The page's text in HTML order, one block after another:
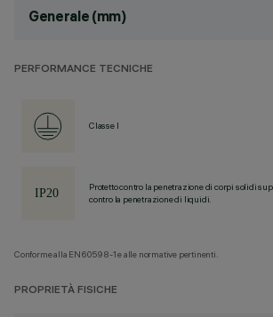
Generale (mm)
PERFORMANCE TECNICHE
Classe I
Protetto contro la penetrazione di corpi solidi
contro la penetrazione di liquidi.
Conforme alla EN60598-1 e alle normative pertinenti.
PROPRIETÀ FISICHE